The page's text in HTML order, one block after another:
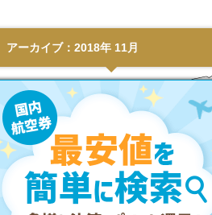
アーカイブ：2018年 11月